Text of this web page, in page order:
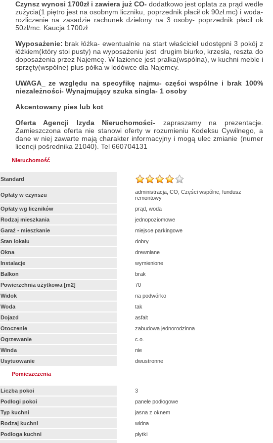
Czynsz wynosi 1700zł i zawiera już CO- dodatkowo jest opłata za prąd wedle
zużycia(1 piętro jest na osobnym liczniku, poprzednik płacił ok 90zł.mc) i woda-
rozliczenie na zasadzie rachunek dzielony na 3 osoby- poprzednik płacił ok
50zł/mc. Kaucja 1700zł
Wyposażenie: brak łóżka- ewentualnie na start właściciel udostępni 3 pokój z
łóżkiem(który stoi pusty) na wyposażeniu jest drugim biurko, krzesła, reszta do
doposażenia przez Najemcę. W łazience jest pralka(wspólna), w kuchni meble i
sprzęty(wspólne) plus półka w lodówce dla Najemcy.
UWAGA_ ze względu na specyfikę najmu- części wspólne i brak 100%
niezależności- Wynajmujący szuka singla- 1 osoby
Akcentowany pies lub kot
Oferta Agencji Izyda Nieruchomości- zapraszamy na prezentacje.
Zamieszczona oferta nie stanowi oferty w rozumieniu Kodeksu Cywilnego, a
dane w niej zawarte mają charakter informacyjny i mogą ulec zmianie (numer
licencji pośrednika 21040). Tel 660704131
Nieruchomość
Standard
Opłaty w czynszu
administracja, CO, Części wspólne, fundusz
remontowy
Opłaty wg liczników
prąd, woda
Rodzaj mieszkania
jednopoziomowe
Garaż - mieszkanie
miejsce parkingowe
Stan lokalu
dobry
Okna
drewniane
Instalacje
wymienione
Balkon
brak
Powierzchnia użytkowa [m2]
70
Widok
na podwórko
Woda
tak
Dojazd
asfalt
Otoczenie
zabudowa jednorodzinna
Ogrzewanie
c.o.
Winda
nie
Usytuowanie
dwustronne
Pomieszczenia
Liczba pokoi
3
Podłogi pokoi
panele podłogowe
Typ kuchni
jasna z oknem
Rodzaj kuchni
widna
Podłoga kuchni
płytki